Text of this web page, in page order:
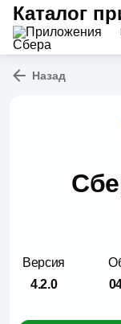
Каталог
Назад
Версия
4.2.0